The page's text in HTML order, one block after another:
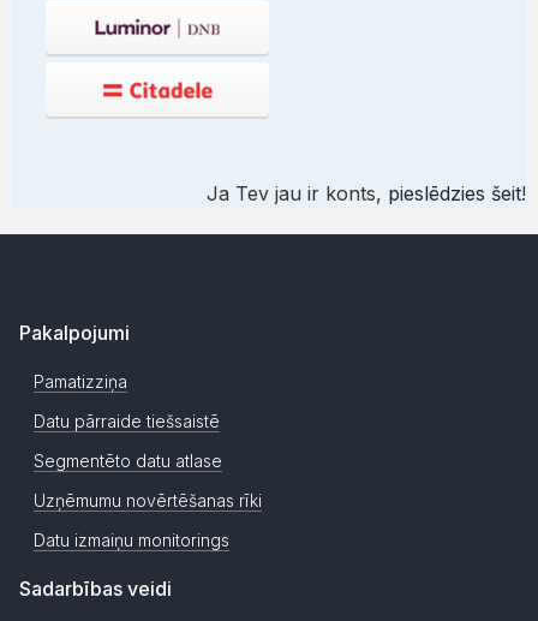
Ja Tev jau ir konts, pieslēdzies šeit!
Pakalpojumi
Pamatizziņa
Datu pārraide tiešsaistē
Segmentēto datu atlase
Uzņēmumu novērtēšanas rīki
Datu izmaiņu monitorings
Sadarbības veidi